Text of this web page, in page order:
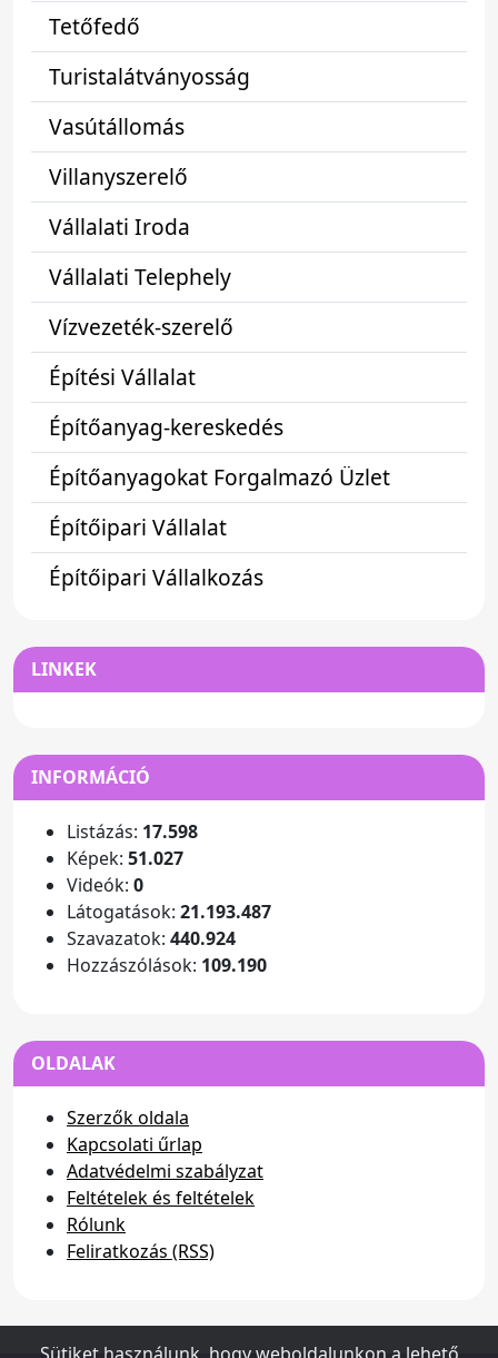
Tetőfedő
Turistalátványosság
Vasútállomás
Villanyszerelő
Vállalati Iroda
Vállalati Telephely
Vízvezeték-szerelő
Építési Vállalat
Építőanyag-kereskedés
Építőanyagokat Forgalmazó Üzlet
Építőipari Vállalat
Építőipari Vállalkozás
LINKEK
INFORMÁCIÓ
Listázás: 17.598
Képek: 51.027
Videók: 0
Látogatások: 21.193.487
Szavazatok: 440.924
Hozzászólások: 109.190
OLDALAK
Szerzők oldala
Kapcsolati űrlap
Adatvédelmi szabályzat
Feltételek és feltételek
Rólunk
Feliratkozás (RSS)